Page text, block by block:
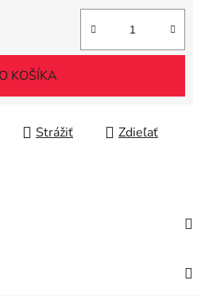
KOŠÍKA
Strážiť Zdieľať